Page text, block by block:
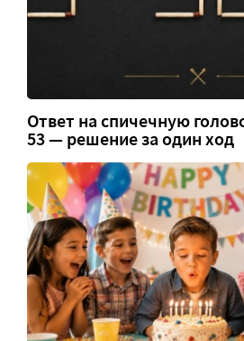
Ответ на спичечную
53 — решение за один ход